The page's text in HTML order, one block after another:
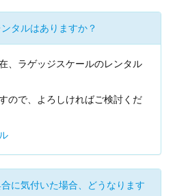
タルはありますか？
、ラゲッジスケールのレンタル
ので、よろしければご検討くだ
に気付いた場合、どうなります